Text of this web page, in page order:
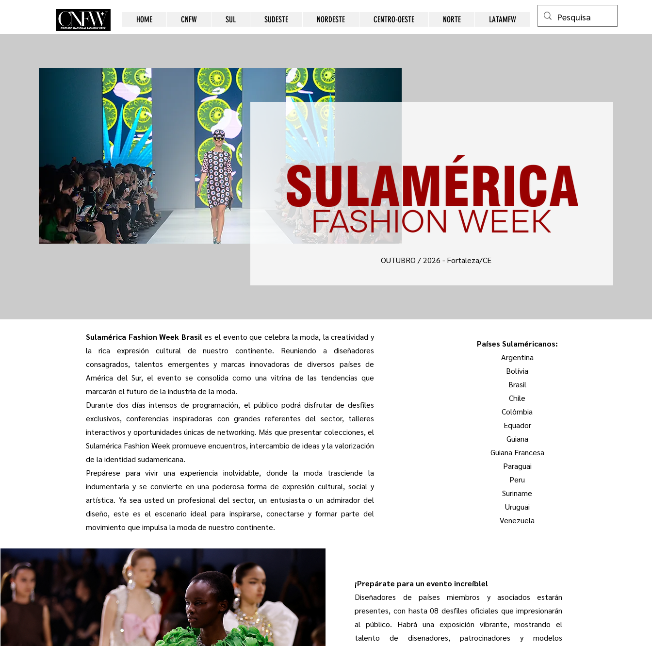
HOME CNFW SUL SUDESTE NORDESTE CENTRO-OESTE NORTE LATAMFW
OUTUBRO / 2026 - Fortaleza/CE
Sulamérica Fashion Week Brasiles el evento que celebra la moda, la creatividad y
la rica expresión cultural de nuestro continente. Reuniendo a diseñadores
consagrados, talentos emergentes y marcas innovadoras de diversos países de
América del Sur, el evento se consolida como una vitrina de las tendencias que
marcarán el futuro de la industria de la moda.
Durante dos días intensos de programación, el público podrá disfrutar de desfiles
exclusivos, conferencias inspiradoras con grandes referentes del sector, talleres
interactivos y oportunidades únicas de networking. Más que presentar colecciones, el
Sulamérica Fashion Week promueve encuentros, intercambio de ideas y la valorización
de la identidad sudamericana.
Prepárese para vivir una experiencia inolvidable, donde la moda trasciende la
indumentaria y se convierte en una poderosa forma de expresión cultural, social y
artística. Ya sea usted un profesional del sector, un entusiasta o un admirador del
diseño, este es el escenario ideal para inspirarse, conectarse y formar parte del
movimiento que impulsa la moda de nuestro continente.
Países Sulaméricanos:
Argentina
Bolívia
Brasil
Chile
Colômbia
Equador
Guiana
Guiana Francesa
Paraguai
Peru
Suriname
Uruguai
Venezuela
¡Prepárate para un evento increíble!
Diseñadores de países miembros y asociados estarán
presentes, con hasta 08 desfiles oficiales que impresionarán
al público. Habrá una exposición vibrante, mostrando el
talento de diseñadores, patrocinadores y modelos